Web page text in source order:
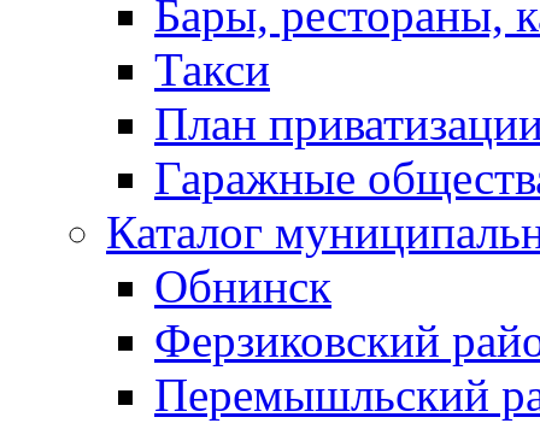
Бары, рестораны,
Такси
План
Гаражные
Каталог
Обнинск
Ферзиковский
Перемышльский